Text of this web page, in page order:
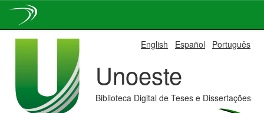
English Español Português
Unoeste
Biblioteca Digital de Teses e Dissertações